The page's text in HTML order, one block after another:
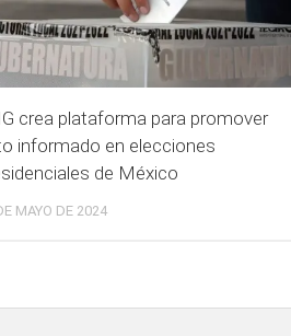
crea plataforma para promover
informado en elecciones
de México
MAYO DE 2024